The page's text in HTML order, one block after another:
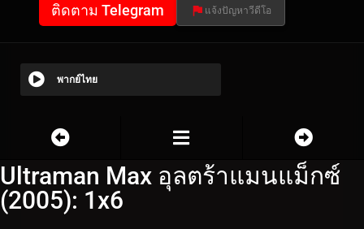
ติดตาม Telegram แจ้งปัญหาวีดีโอ
พากย์ไทย
Ultraman Max อุลตร้าแมนแม็กซ์
(2005): 1x6